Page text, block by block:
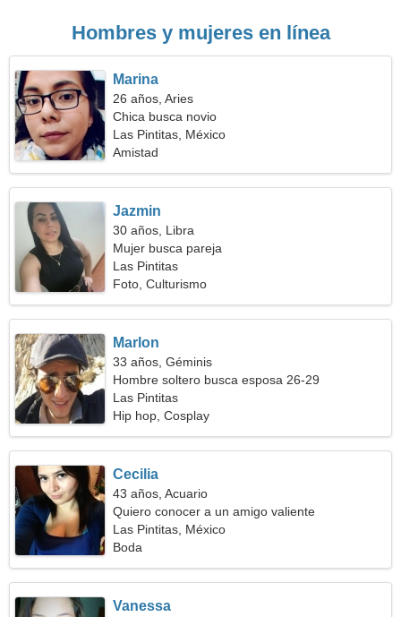
Hombres y mujeres en línea
Marina
26 años, Aries
Chica busca novio
Las Pintitas, México
Amistad
Jazmin
30 años, Libra
Mujer busca pareja
Las Pintitas
Foto, Culturismo
Marlon
33 años, Géminis
Hombre soltero busca esposa 26-29
Las Pintitas
Hip hop, Cosplay
Cecilia
43 años, Acuario
Quiero conocer a un amigo valiente
Las Pintitas, México
Boda
Vanessa